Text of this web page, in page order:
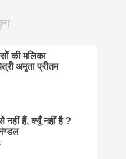
की मलिका
अमृता प्रीतम
नहीं हैं, क्यूँ नहीं है ?